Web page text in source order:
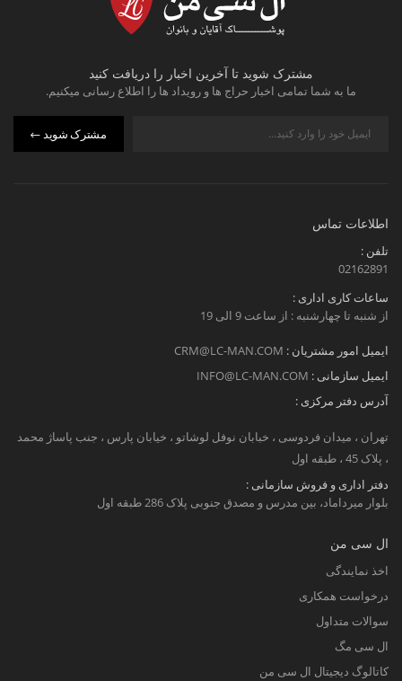
مشترک شوید تا آخرین اخبار را دریافت کنید
ما به شما تمامی اخبار حراج ها و رویداد ها را اطلاع رسانی میکنیم.
مشترک شوید
اطلاعات تماس
تلفن :
02162891
ساعات کاری اداری :
از شنبه تا چهارشنبه : از ساعت 9 الی 19
ایمیل امور مشتریان : CRM@LC-MAN.COM
ایمیل سازمانی : INFO@LC-MAN.COM
آدرس دفتر مرکزی :
تهران ، میدان فردوسی ، خبابان نوفل لوشاتو ، خیابان پارس ، جنب پاساژ محمد
، پلاک 45 ، طبقه اول
دفتر اداری و فروش سازمانی :
بلوار میرداماد، بین مدرس و مصدق جنوبی پلاک 286 طبقه اول
ال سی من
اخذ نمایندگی
درخواست همکاری
سوالات متداول
ال سی مگ
کاتالوگ دیجیتال ال سی من